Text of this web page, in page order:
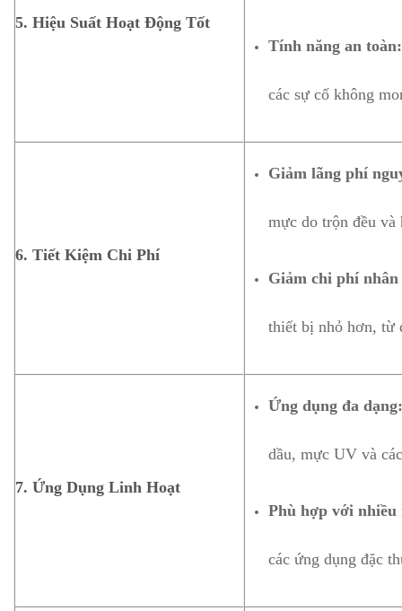
5. Hiệu Suất Hoạt Động Tốt
Tính năng an toàn:
các sự cố không
6. Tiết Kiệm Chi Phí
Giảm lãng phí
mực do trộn đều và
Giảm chi phí nhân
thiết bị nhỏ hơn, từ
7. Ứng Dụng Linh Hoạt
Ứng dụng đa dạng:
dầu, mực UV và
Phù hợp với nhiều
các ứng dụng đặc